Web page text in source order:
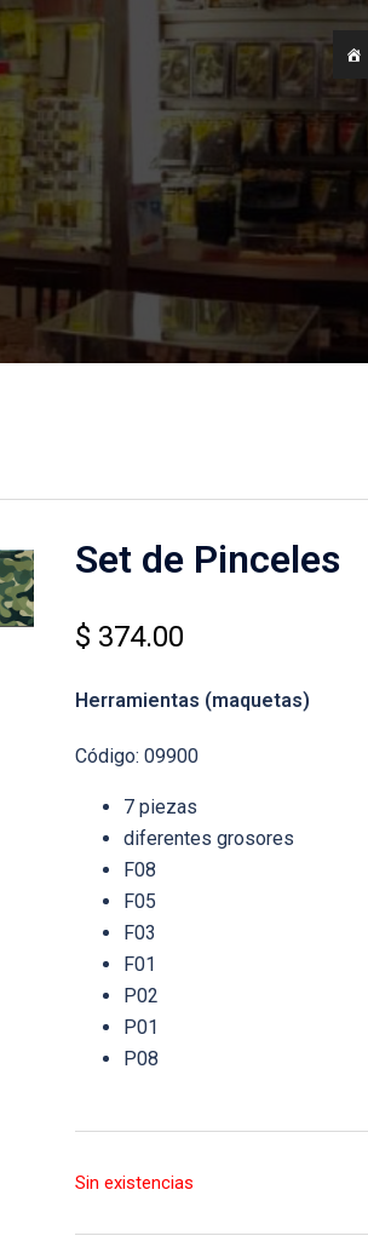
Set de Pinceles
$ 374.00
Herramientas (maquetas)
Código: 09900
7 piezas
diferentes grosores
F08
F05
F03
F01
P02
P01
P08
Sin existencias